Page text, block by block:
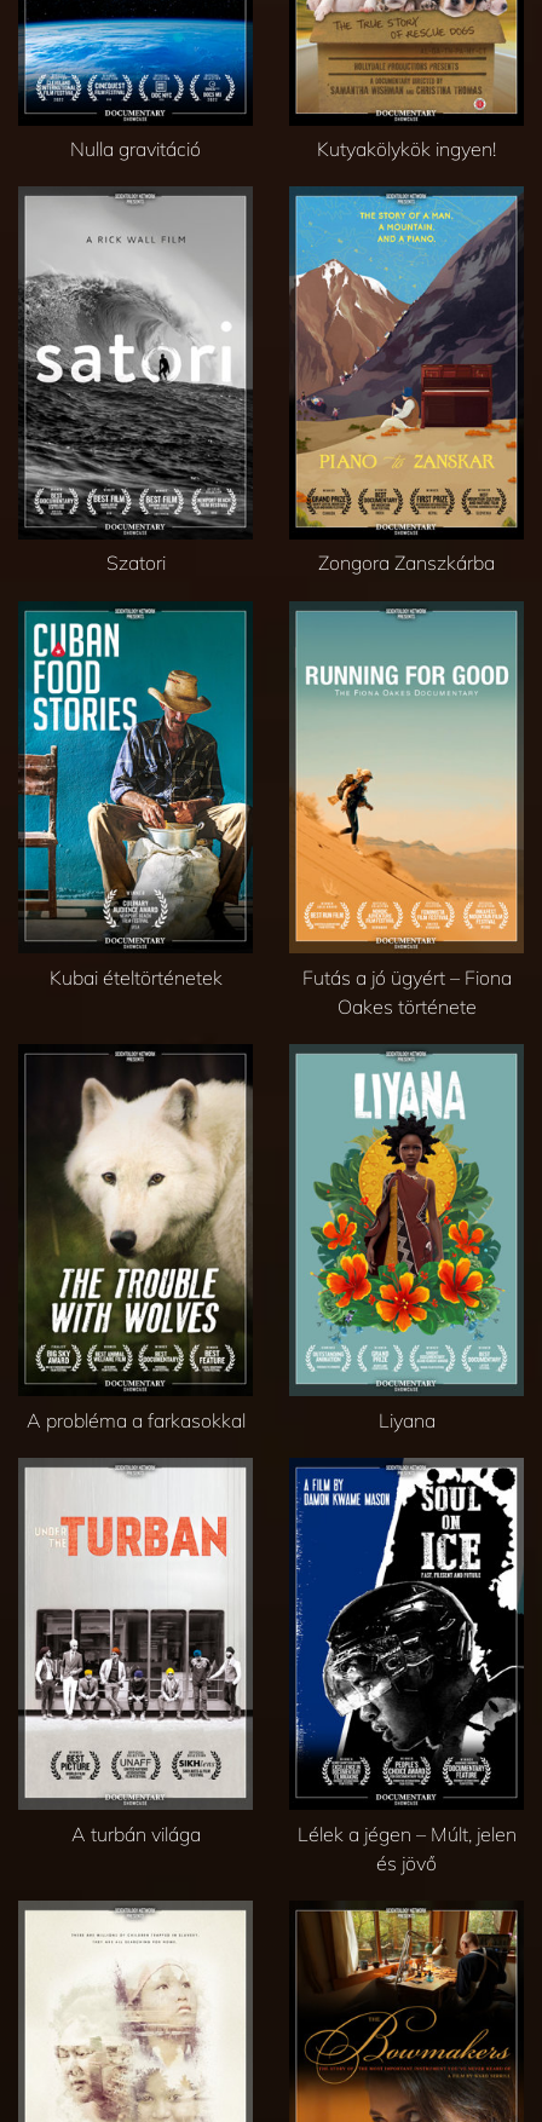
Nulla gravitáció Kutyakölykök ingyen!
Szatori Zongora Zanszkárba
Kubai ételtörténetek
Futás a jó ügyért – Fiona
Oakes története
A probléma a farkasokkal Liyana
A turbán világa
Lélek a jégen – Múlt, jelen
és jövő